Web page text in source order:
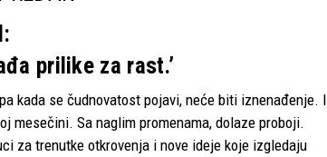
prilike za rast.’
kada se čudnovatost pojavi, neće biti iznenađenje. I
mesečini. Sa naglim promenama, dolaze proboji.
za trenutke otkrovenja i nove ideje koje izgledaju